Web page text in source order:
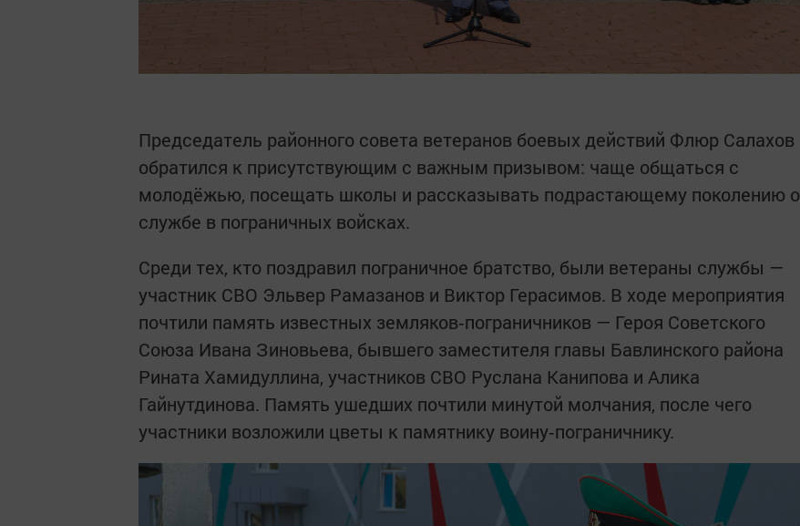
Председатель районного совета ветеранов боевых действий Флюр Салахов
обратился к присутствующим с важным призывом: чаще общаться с
молодёжью, посещать школы и рассказывать подрастающему поколению о
службе в пограничных войсках.
Среди тех, кто поздравил пограничное братство, были ветераны службы —
участник СВО Эльвер Рамазанов и Виктор Герасимов. В ходе мероприятия
почтили память известных земляков‑пограничников — Героя Советского
Союза Ивана Зиновьева, бывшего заместителя главы Бавлинского района
Рината Хамидуллина, участников СВО Руслана Канипова и Алика
Гайнутдинова. Память ушедших почтили минутой молчания, после чего
участники возложили цветы к памятнику воину‑пограничнику.